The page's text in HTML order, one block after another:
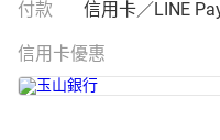
付款 信用卡／LINE
信用卡優惠